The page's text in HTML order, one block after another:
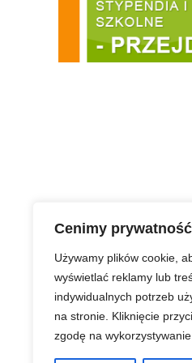
Cenimy
Używamy plików cookie,
wyświetlać reklamy lub
indywidualnych potrzeb
na stronie. Kliknięcie
zgodę na
Strona główna